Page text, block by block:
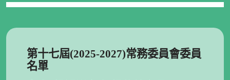
第十七屆(2025-2027)常務委員會委員
名單